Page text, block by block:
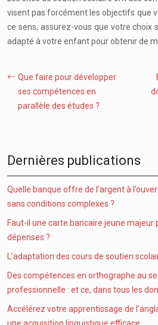
visent pas forcément les objectifs que
ce sens, assurez-vous que votre choix
adapté à votre enfant pour obtenir de
Que faire pour développer
ses compétences en
parallèle des études ?
Dernières publications
Quelle banque offre de l’argent à
sans conditions complexes ?
Faut-il une carte bancaire jeune majeur
dépenses ?
L’adaptation des cours de soutien
Des compétences en orthographe au
professionnelle : et ce, dans tous les
Accélérez votre apprentissage de